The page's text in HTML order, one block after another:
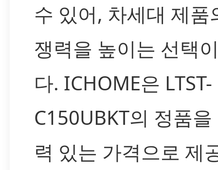
수 있어, 차세대 제품
쟁력을 높이는 선택
다. ICHOME은 LTST-
C150UBKT의 정품
력 있는 가격으로 제